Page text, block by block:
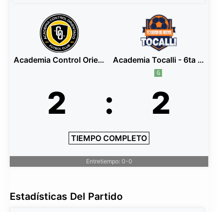
Academia Control Orientado - 6ta Amarillo
2 : 2
TIEMPO COMPLETO
Academia Tocalli - 6ta Azul
G
Entretiempo: 0-0
Estadísticas Del Partido